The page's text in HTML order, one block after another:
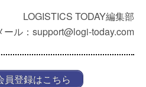
LOGISTICS TODAY編集部
ール：support@logi-today.com
員登録はこちら